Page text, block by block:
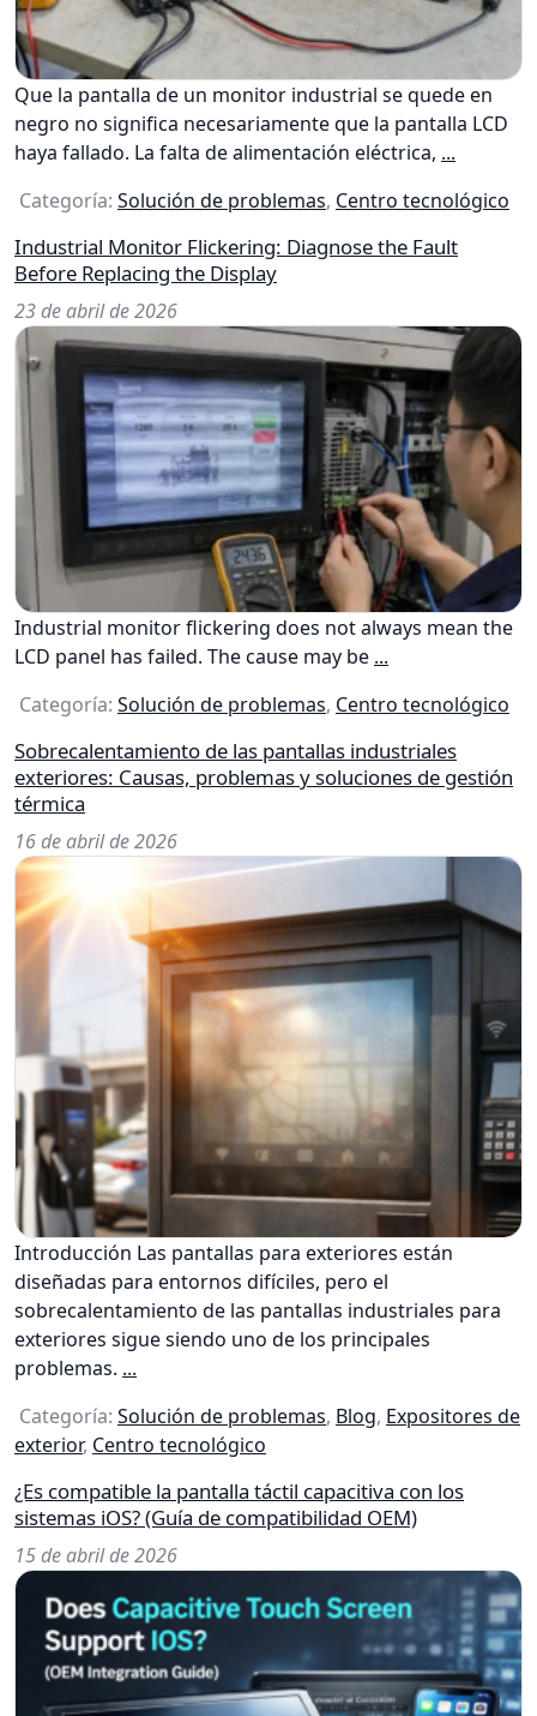
Que la pantalla de un monitor industrial se quede en
negro no significa necesariamente que la pantalla LCD
haya fallado. La falta de alimentación eléctrica, ...
Categoría: Solución de problemas, Centro tecnológico
Industrial Monitor Flickering: Diagnose the Fault
Before Replacing the Display
23 de abril de 2026
Industrial monitor flickering does not always mean the
LCD panel has failed. The cause may be ...
Categoría: Solución de problemas, Centro tecnológico
Sobrecalentamiento de las pantallas industriales
exteriores: Causas, problemas y soluciones de gestión
térmica
16 de abril de 2026
Introducción Las pantallas para exteriores están
diseñadas para entornos difíciles, pero el
sobrecalentamiento de las pantallas industriales para
exteriores sigue siendo uno de los principales
problemas. ...
Categoría: Solución de problemas, Blog, Expositores de
exterior, Centro tecnológico
¿Es compatible la pantalla táctil capacitiva con los
sistemas iOS? (Guía de compatibilidad OEM)
15 de abril de 2026